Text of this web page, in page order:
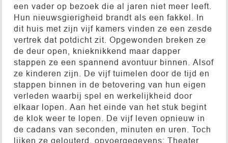
een vader op bezoek die al jaren niet meer leeft.
Hun nieuwsgierigheid brandt als een fakkel. In
dit huis met zijn vijf kamers vinden ze een zesde
vertrek dat potdicht zit. Opgewonden breken ze
de deur open, knieknikkend maar dapper
stappen ze een spannend avontuur binnen. Alsof
ze kinderen zijn. De vijf tuimelen door de tijd en
stappen binnen in de betovering van hun eigen
verleden waarbij spel en werkelijkheid door
elkaar lopen. Aan het einde van het stuk begint
de klok weer te lopen. De vijf leven opnieuw in
de cadans van seconden, minuten en uren. Toch
lijken ze gelouterd. opvoergegevens: Theater